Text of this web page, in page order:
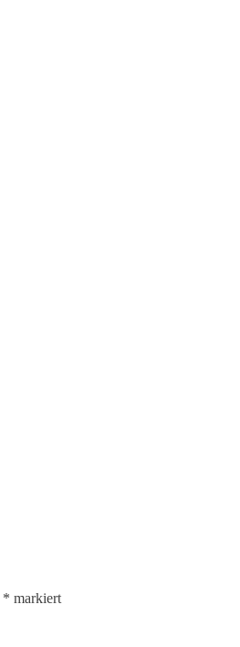
* markiert